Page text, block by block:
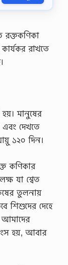
গো
0
এ
রক্তকণিকা
রাখতে
মানুষের
এবং দেখতে
১২০ দিন।
কণিকার
যা শ্বেত
তুলনায়
শিশুদের দেহে
আমাদের
হয়, আবার